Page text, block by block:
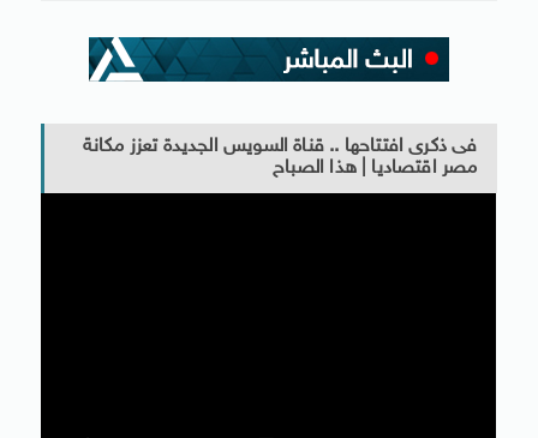
فى ذكرى افتتاحها .. قناة السويس الجديدة تعزز مكانة
مصر اقتصاديا | هذا الصباح